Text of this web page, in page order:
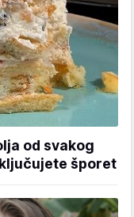
od svakog
šporet